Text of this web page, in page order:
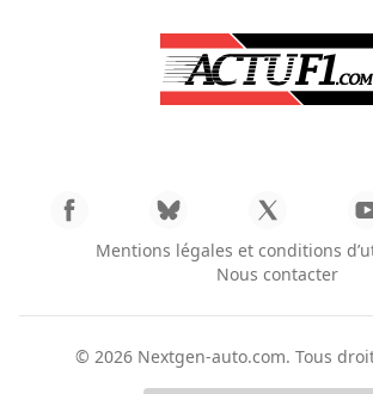
Mentions légales et conditions
Nous contacter
© 2026 Nextgen-auto.com. Tous